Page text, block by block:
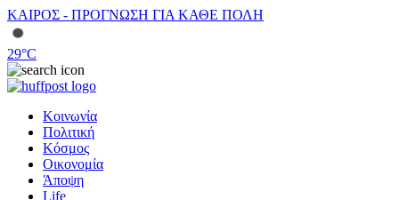
ΚΑΙΡΟΣ - ΠΡΟΓΝΩΣΗ ΓΙΑ ΚΑΘΕ ΠΟΛΗ
29°C
Κοινωνία
Πολιτική
Κόσμος
Οικονομία
Άποψη
Life